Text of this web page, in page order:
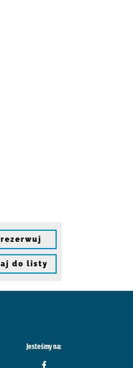
do listy
Jesteśmy na: